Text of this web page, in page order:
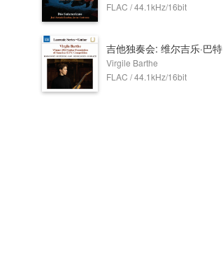
FLAC / 44.1kHz/16bit
吉他独奏会: 维尔吉乐·巴特
Virgile Barthe
FLAC / 44.1kHz/16bit